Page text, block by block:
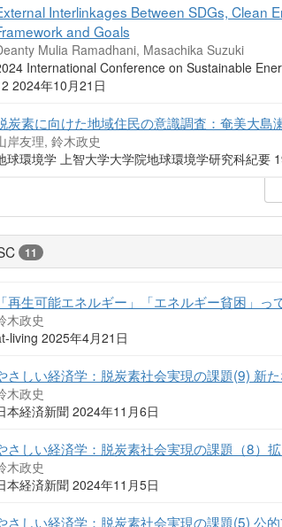
Interlinkages Between SDGs, Clean
and Goals
Mulia Ramadhani, Masachika Suzuki
International Conference on Sustainable
2024年10月21日
炭素に向けた地域住民の意識調査：奄美大
岸友理, 鈴木政史
球環境学 上智大学大学院地球環境学研究科紀要
11
再生可能エネルギー」「エネルギー貧困」
木政史
living 2025年4月21日
さしい経済学：脱炭素社会実現の課題(9) 新
木政史
本経済新聞 2024年11月6日
さしい経済学：脱炭素社会実現の課題（8）
木政史
本経済新聞 2024年11月5日
さしい経済学：脱炭素社会実現の課題(5) 公